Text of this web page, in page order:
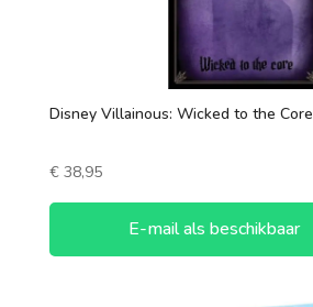
Disney Villainous: Wicked to the Core
€38,95
E-mail als beschikbaar